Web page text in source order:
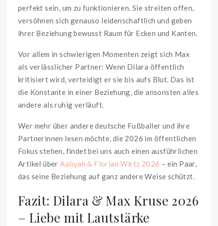
perfekt sein, um zu funktionieren. Sie streiten offen,
versöhnen sich genauso leidenschaftlich und geben
ihrer Beziehung bewusst Raum für Ecken und Kanten.
Vor allem in schwierigen Momenten zeigt sich Max
als verlässlicher Partner: Wenn Dilara öffentlich
kritisiert wird, verteidigt er sie bis aufs Blut. Das ist
die Konstante in einer Beziehung, die ansonsten alles
andere als ruhig verläuft.
Wer mehr über andere deutsche Fußballer und ihre
Partnerinnen lesen möchte, die 2026 im öffentlichen
Fokus stehen, findet bei uns auch einen ausführlichen
Artikel überAaliyah & Florian Wirtz 2026 – ein Paar,
das seine Beziehung auf ganz andere Weise schützt.
Fazit: Dilara & Max Kruse 2026
– Liebe mit Lautstärke